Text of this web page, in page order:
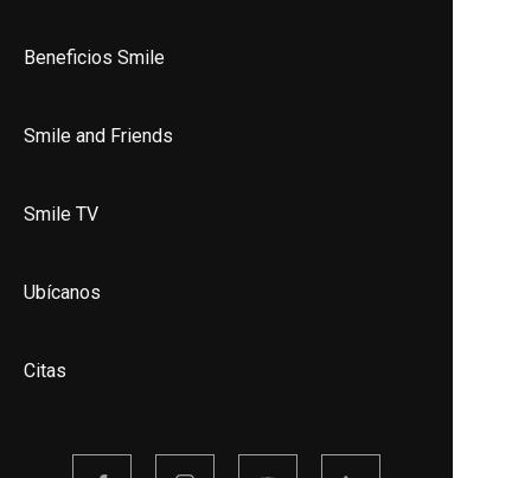
Beneficios Smile
Smile and Friends
Smile TV
Ubícanos
Citas